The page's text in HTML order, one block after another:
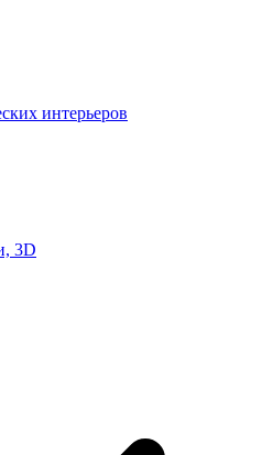
интерьеров
3D